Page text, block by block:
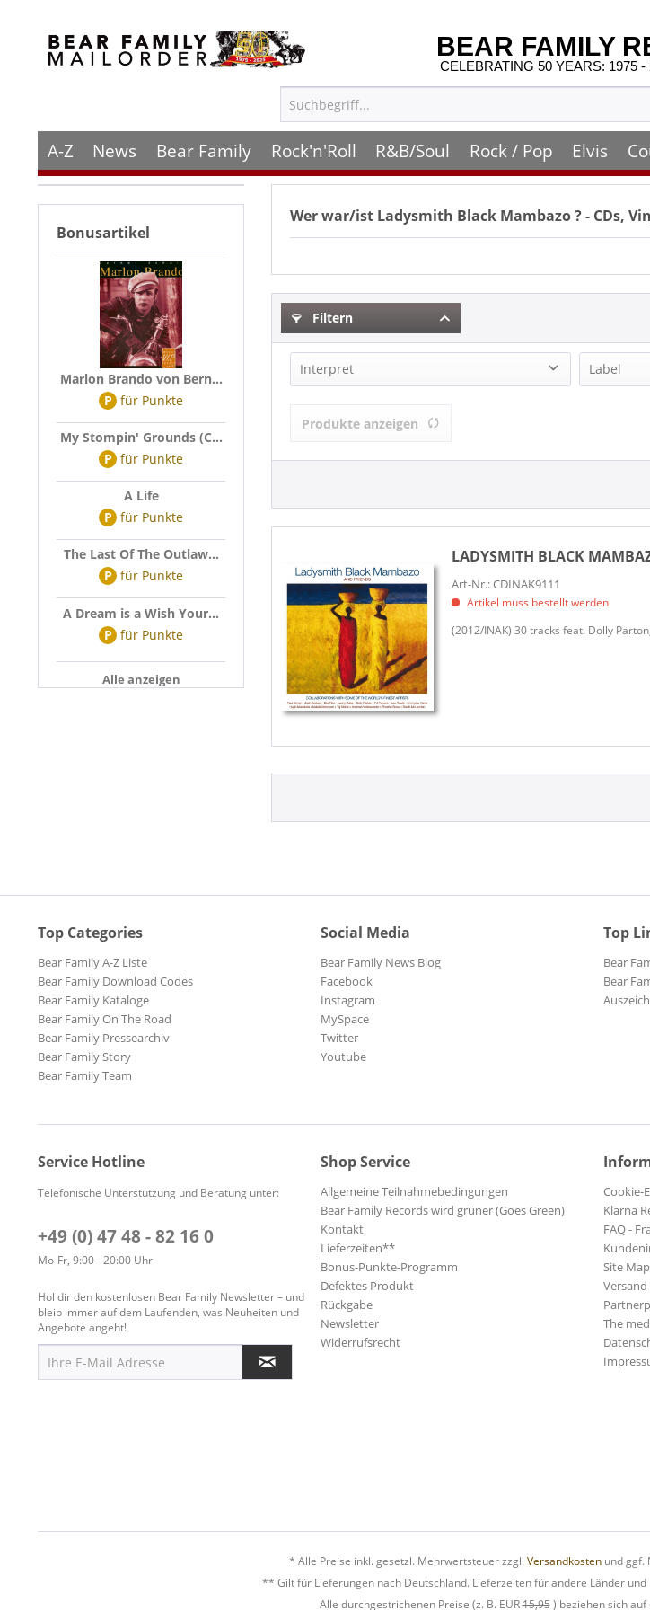
BEAR FAMILY
CELEBRATING 50 YEARS: 1975 -
A-Z News Bear Family Rock'n'Roll R&B/Soul Rock / Pop Elvis
Bonusartikel
Marlon Brando von Bern...
P für Punkte
My Stompin' Grounds (C...
P für Punkte
A Life
P für Punkte
The Last Of The Outlaw...
P für Punkte
A Dream is a Wish Your...
P für Punkte
Alle anzeigen
Wer war/ist Ladysmith Black Mambazo? - CDs,
Filtern
Interpret Label
Produkte anzeigen
LADYSMITH BLACK
Art-Nr.: CDINAK9111
Artikel muss bestellt werden
(2012/INAK) 30 tracks feat. Dolly
Top Categories
Bear Family A-Z Liste
Bear Family Download Codes
Bear Family Kataloge
Bear Family On The Road
Bear Family Pressearchiv
Bear Family Story
Bear Family Team
Social Media
Bear Family News Blog
Facebook
Instagram
MySpace
Twitter
Youtube
Top
Bear
Bear
Service Hotline
Telefonische Unterstützung und Beratung unter:
+49 (0) 47 48 - 82 16 0
Mo-Fr, 9:00 - 20:00 Uhr
Hol dir den kostenlosen Bear Family Newsletter – und
bleib immer auf dem Laufenden, was Neuheiten und
Angebote angeht!
Shop Service
Allgemeine Teilnahmebedingungen
Bear Family Records wird grüner (Goes Green)
Kontakt
Lieferzeiten**
Bonus-Punkte-Programm
Defektes Produkt
Rückgabe
Newsletter
Widerrufsrecht
Cookie-
Klarna
FAQ -
Site Map
The
* Alle Preise inkl. gesetzl. Mehrwertsteuer zzgl. Versandkostenund ggf.
** Gilt für Lieferungen nach Deutschland. Lieferzeiten für andere Länder
Alle durchgestrichenen Preise (z. B. EUR15,95) beziehen sich auf